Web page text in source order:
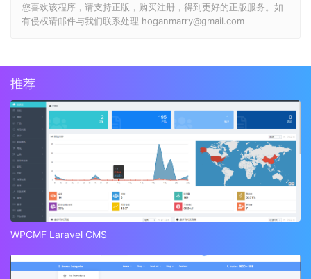
您喜欢该程序，请支持正版，购买注册，得到更好的正版服务。如
有侵权请邮件与我们联系处理 hoganmarry@gmail.com
推荐
WPCMF Laravel CMS